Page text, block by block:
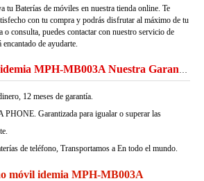
tu Baterías de móviles en nuestra tienda online. Te
con tu compra y podrás disfrutar al máximo de tu
o consulta, puedes contactar con nuestro servicio de
de ayudarte.
Baterías de móviles idemia MPH-MB003A Nuestra Garantía
12 meses de garantía.
Garantizada para igualar o superar las
de teléfono, Transportamos a En todo el mundo.
móvil idemia MPH-MB003A